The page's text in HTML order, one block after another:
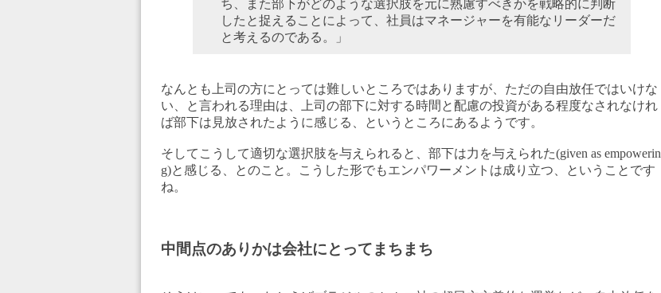
ち、また部下がどのような選択肢を元に熟慮すべきかを戦略的に判断
したと捉えることによって、社員はマネージャーを有能なリーダーだ
と考えるのである。」
なんとも上司の方にとっては難しいところではありますが、ただの自由放任ではいけな
い、と言われる理由は、上司の部下に対する時間と配慮の投資がある程度なされなけれ
ば部下は見放されたように感じる、というところにあるようです。
そしてこうして適切な選択肢を与えられると、部下は力を与えられた(given as empowerin
g)と感じる、とのこと。こうした形でもエンパワーメントは成り立つ、ということです
ね。
中間点のありかは会社にとってまちまち